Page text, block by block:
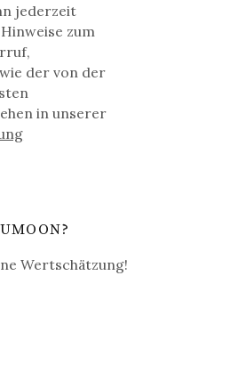
jederzeit
zum
der von der
in unserer
Wertschätzung!